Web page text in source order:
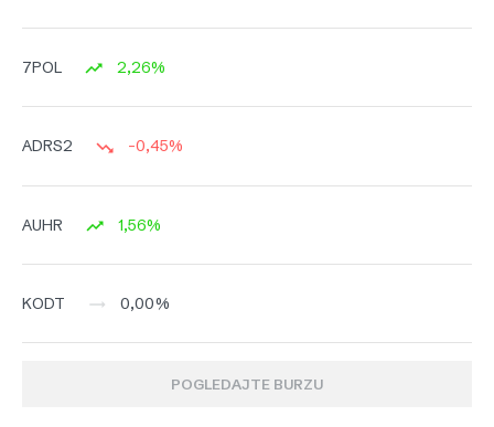
7POL 2,26%
ADRS2 -0,45%
AUHR 1,56%
KODT 0,00%
POGLEDAJTE BURZU